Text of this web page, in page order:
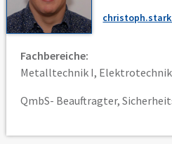
Fachbereiche:
Metalltechnik I,
QmbS- Beauftragter,